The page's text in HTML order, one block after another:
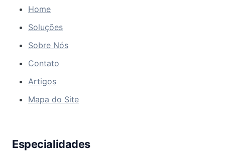
Home
Soluções
Sobre Nós
Contato
Artigos
Mapa do Site
Especialidades